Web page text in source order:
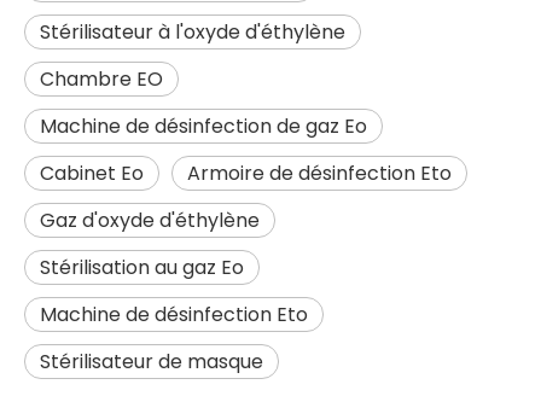
Stérilisateur à l'oxyde d'éthylène
Chambre EO
Machine de désinfection de gaz Eo
Cabinet Eo
Armoire de désinfection Eto
Gaz d'oxyde d'éthylène
Stérilisation au gaz Eo
Machine de désinfection Eto
Stérilisateur de masque